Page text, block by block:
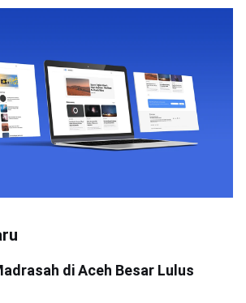
di Aceh Besar Lulus